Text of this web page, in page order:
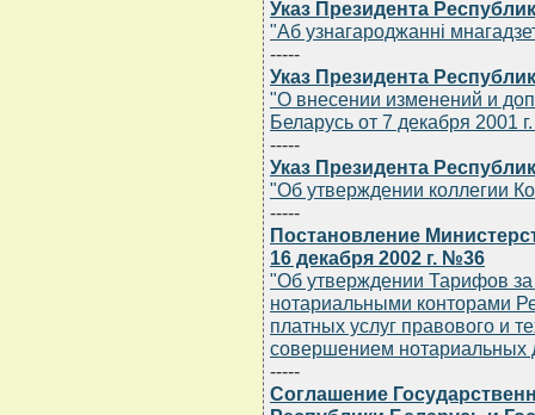
Указ Президента
"Аб узнагароджаннi
-----
Указ Президента
"О внесении изменений и
Беларусь от 7 декабря 2001
-----
Указ Президента
"Об утверждении коллегии
-----
Постановление
16 декабря 2002 г. №36
"Об утверждении Тарифов
нотариальными конторами
платных услуг правового и
совершением нотариальных
-----
Соглашение